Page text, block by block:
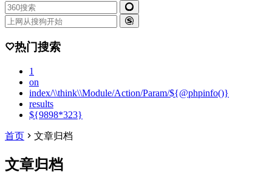
热门搜索
1
on
index/\\think\\Module/Action/Param/${@phpinfo()}
results
${9898*323}
首页 文章归档
文章归档